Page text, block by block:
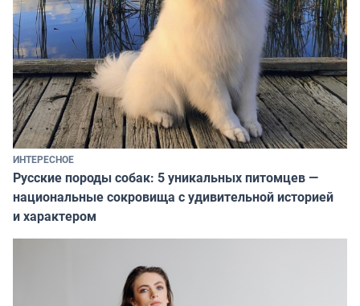
ИНТЕРЕСНОЕ
Русские породы собак: 5 уникальных питомцев —
национальные сокровища с удивительной историей
и характером